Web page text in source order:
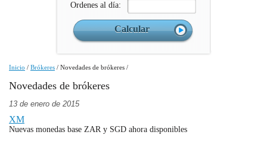
Ordenes al día:
Inicio / Brókeres / Novedades de brókeres /
Novedades de brókeres
13 de enero de 2015
XM
Nuevas monedas base ZAR y SGD ahora disponibles